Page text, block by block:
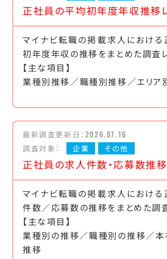
正社員の平均初年度年収推移
マイナビ転職の掲載求人におけ
初年度年収の推移をまとめた調査
【主な項目】
業種別推移／職種別推移／エリア
最新調査更新日： 2026.07.16
調査対象：
企業 その他
正社員の求人件数・応募数推
マイナビ転職の掲載求人における
件数／応募数の推移をまとめた調
【主な項目】
業種別の推移／職種別の推移／
推移